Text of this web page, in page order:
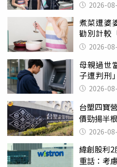
2026-
煮菜遭婆
勸別計較
潰：我像
2026-
母親過世
子遭判刑
罪 2026-
台塑四寶
價勁揚半
2026-
緯創股利
重話：考